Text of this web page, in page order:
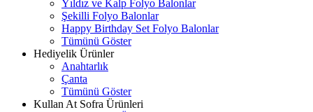
Yıldız ve Kalp Folyo Balonlar
Şekilli Folyo Balonlar
Happy Birthday Set Folyo Balonlar
Tümünü Göster
Hediyelik Ürünler
Anahtarlık
Çanta
Tümünü Göster
Kullan At Sofra Ürünleri